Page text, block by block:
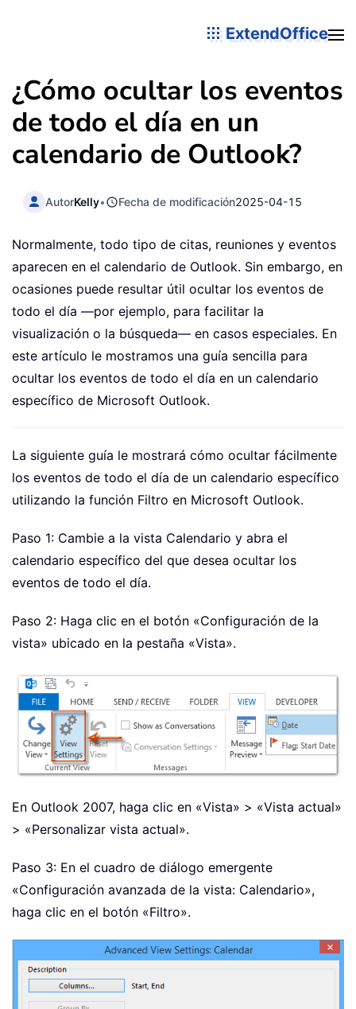
ExtendOffice
¿Cómo ocultar los eventos
de todo el día en un
calendario de Outlook?
AutorKelly• Fecha de modificación2025-04-15
Normalmente, todo tipo de citas, reuniones y eventos
aparecen en el calendario de Outlook. Sin embargo, en
ocasiones puede resultar útil ocultar los eventos de
todo el día —por ejemplo, para facilitar la
visualización o la búsqueda— en casos especiales. En
este artículo le mostramos una guía sencilla para
ocultar los eventos de todo el día en un calendario
específico de Microsoft Outlook.
La siguiente guía le mostrará cómo ocultar fácilmente
los eventos de todo el día de un calendario específico
utilizando la función Filtro en Microsoft Outlook.
Paso 1: Cambie a la vista Calendario y abra el
calendario específico del que desea ocultar los
eventos de todo el día.
Paso 2: Haga clic en el botón «Configuración de la
vista» ubicado en la pestaña «Vista».
En Outlook 2007, haga clic en «Vista» > «Vista actual»
> «Personalizar vista actual».
Paso 3: En el cuadro de diálogo emergente
«Configuración avanzada de la vista: Calendario»,
haga clic en el botón «Filtro».